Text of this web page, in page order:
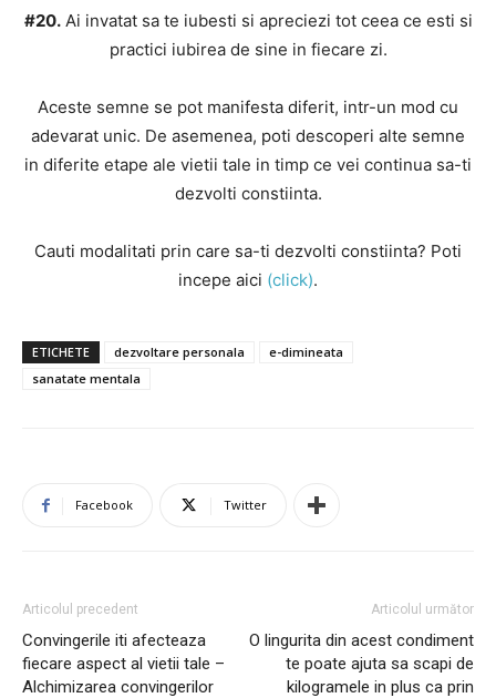
#20.Ai invatat sa te iubesti si apreciezi tot ceea ce esti si
practici iubirea de sine in fiecare zi.
Aceste semne se pot manifesta diferit, intr-un mod cu
adevarat unic. De asemenea, poti descoperi alte semne
in diferite etape ale vietii tale in timp ce vei continua sa-ti
dezvolti constiinta.
Cauti modalitati prin care sa-ti dezvolti constiinta? Poti
incepe aici (click).
ETICHETE dezvoltare personala
e-dimineata
sanatate mentala
Facebook Twitter
Articolul precedent
Convingerile iti afecteaza
fiecare aspect al vietii tale –
Alchimizarea convingerilor
Articolul următor
O lingurita din acest condiment
te poate ajuta sa scapi de
kilogramele in plus ca prin